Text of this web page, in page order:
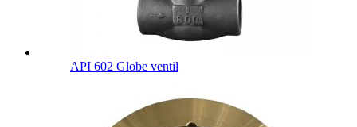
API 602 Globe ventil